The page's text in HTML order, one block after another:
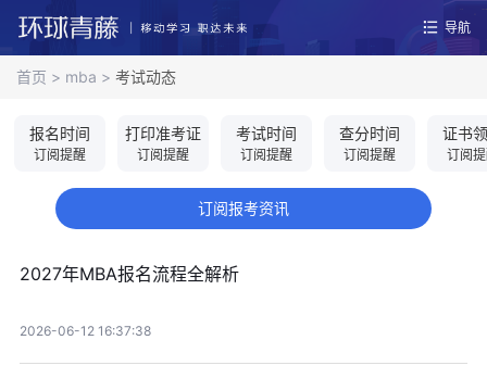
导航
首页 > mba > 考试动态
报名时间
订阅提醒
打印准考证
订阅提醒
考试时间
订阅提醒
查分时间
订阅提醒
证书
订阅
订阅报考资讯
2027年MBA报名流程全解析
2026-06-12 16:37:38